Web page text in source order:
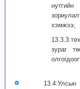
хэмжээ;
зураг
13.4.Улсын